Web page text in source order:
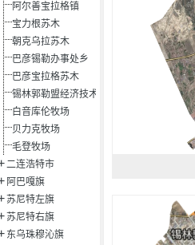
阿尔善宝拉格镇
宝力根苏木
朝克乌拉苏木
巴彦锡勒办事处乡
巴彦宝拉格苏木
锡林郭勒盟经济技术开发区
白音库伦牧场
贝力克牧场
毛登牧场
二连浩特市
阿巴嘎旗
苏尼特左旗
苏尼特右旗
东乌珠穆沁旗